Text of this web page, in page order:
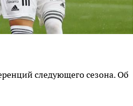
следующего сезона. Об